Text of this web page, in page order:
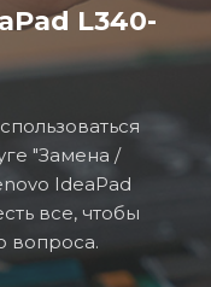
L340-
"Замена /
IdeaPad
все, чтобы
вопроса.